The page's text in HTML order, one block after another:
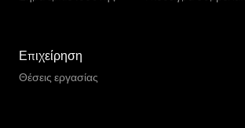
Επιχείρηση
Θέσεις εργασίας